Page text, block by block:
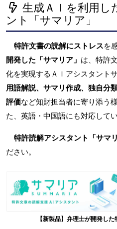
生成ＡＩを利用し
ント「サマリア」
特許文書の読解にストレスを
開発した「サマリア」 は、特許
化を実現するＡＩアシスタント
用語解説、サマリ作成、独自分
評価など知財担当者に寄り添う
た、英語・中国語にも対応してい
特許読解アシスタント「サマリ
ださい。
【新製品】弁理士が開発し